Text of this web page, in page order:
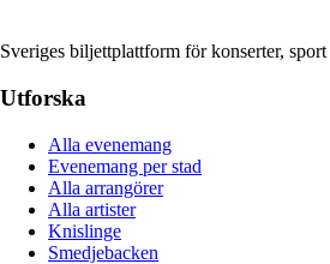
Sveriges biljettplattform för konserter,
Utforska
Alla evenemang
Evenemang per stad
Alla arrangörer
Alla artister
Knislinge
Smedjebacken